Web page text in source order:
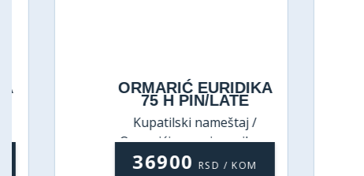
ORMARIĆ EURIDIKA
75 H PIN/LATE
Kupatilski nameštaj /
Ormarići sa umivaonikom
36900 RSD / KOM